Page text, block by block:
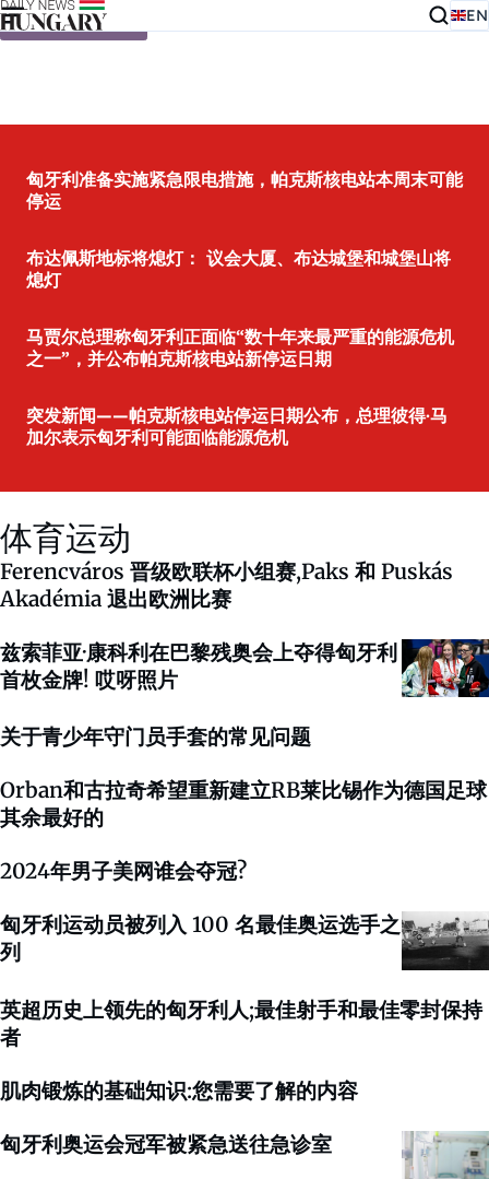
Skip to content EN
匈牙利准备实施紧急限电措施，帕克斯核电站本周末可能
停运
布达佩斯地标将熄灯： 议会大厦、布达城堡和城堡山将
熄灯
马贾尔总理称匈牙利正面临“数十年来最严重的能源危机
之一”，并公布帕克斯核电站新停运日期
突发新闻——帕克斯核电站停运日期公布，总理彼得·马
加尔表示匈牙利可能面临能源危机
体育运动
Ferencváros 晋级欧联杯小组赛,Paks 和 Puskás
Akadémia 退出欧洲比赛
兹索菲亚·康科利在巴黎残奥会上夺得匈牙利
首枚金牌! 哎呀照片
关于青少年守门员手套的常见问题
Orban和古拉奇希望重新建立RB莱比锡作为德国足球
其余最好的
2024年男子美网谁会夺冠?
匈牙利运动员被列入 100 名最佳奥运选手之
列
英超历史上领先的匈牙利人;最佳射手和最佳零封保持
者
肌肉锻炼的基础知识:您需要了解的内容
匈牙利奥运会冠军被紧急送往急诊室